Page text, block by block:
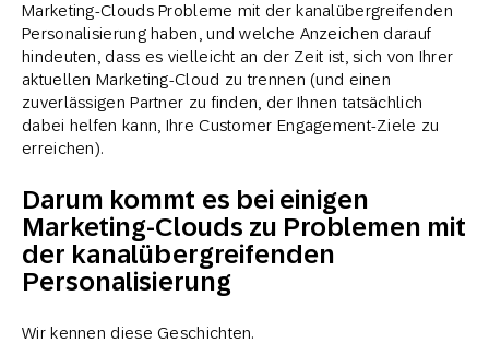
Marketing-Clouds Probleme mit der kanalübergreifenden
Personalisierung haben, und welche Anzeichen darauf
hindeuten, dass es vielleicht an der Zeit ist, sich von Ihrer
aktuellen Marketing-Cloud zu trennen (und einen
zuverlässigen Partner zu finden, der Ihnen tatsächlich
dabei helfen kann, Ihre Customer Engagement-Ziele zu
erreichen).
Darum kommt es bei einigen
Marketing-Clouds zu Problemen mit
der kanalübergreifenden
Personalisierung
Wir kennen diese Geschichten.